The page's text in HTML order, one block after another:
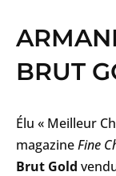
BRUT
Élu « Meilleur
magazineFine
Brut Gold